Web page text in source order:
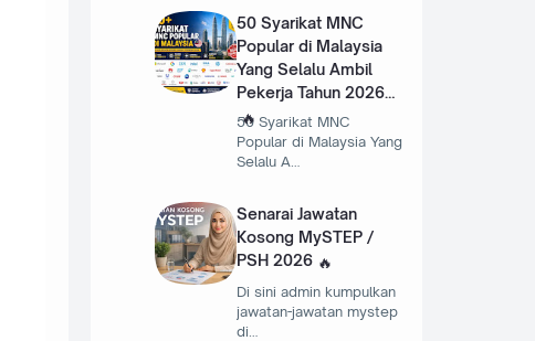
50 Syarikat MNC
Popular di Malaysia
Yang Selalu Ambil
Pekerja Tahun 2026
50 Syarikat MNC
Popular di Malaysia Yang
Selalu A…
Senarai Jawatan
Kosong MySTEP /
PSH 2026
Di sini admin kumpulkan
jawatan-jawatan mystep
di…